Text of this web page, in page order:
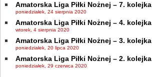
Amatorska Liga Piłki Nożnej – 7. kolejka
poniedziałek, 24 sierpnia 2020
Amatorska Liga Piłki Nożnej – 4. kolejka
wtorek, 4 sierpnia 2020
Amatorska Liga Piłki Nożnej – 3. kolejka
poniedziałek, 20 lipca 2020
Amatorska Liga Piłki Nożnej – 2. kolejka
poniedziałek, 29 czerwca 2020